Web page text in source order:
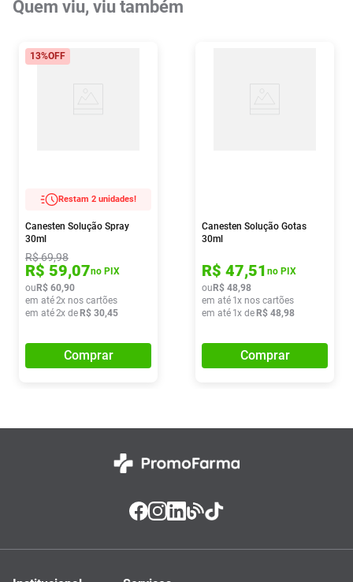
Quem viu, viu também
13%OFF
Restam 2 unidades!
Canesten Solução Spray
30ml
R$69,98
R$ 59,07no PIX
ou R$ 60,90
em até2x nos cartões
em até2x de R$ 30,45
Comprar
Canesten Solução Gotas
30ml
R$ 47,51 no PIX
ou R$ 48,98
em até 1x nos cartões
em até 1x de R$ 48,98
Comprar